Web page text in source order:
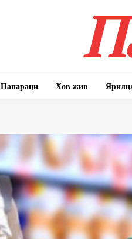
Папараци Хов жив